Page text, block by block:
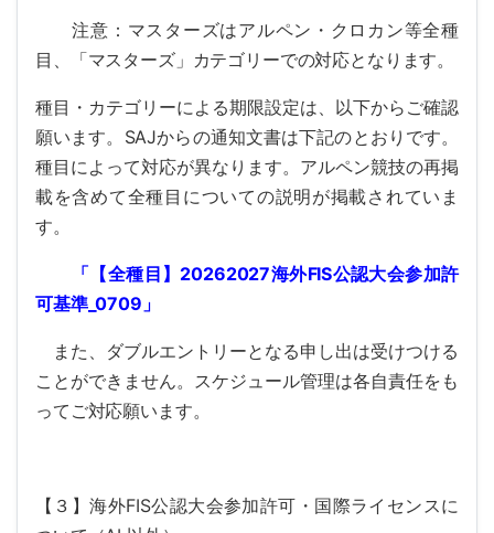
注意：マスターズはアルペン・クロカン等全種
目、「マスターズ」カテゴリーでの対応となります。
種目・カテゴリーによる期限設定は、以下からご確認
願います。SAJからの通知文書は下記のとおりです。
種目によって対応が異なります。アルペン競技の再掲
載を含めて全種目についての説明が掲載されていま
す。
「【全種目】 20262027海外FIS公認大会参加許
可基準_0709 」
また、ダブルエントリーとなる申し出は受けつける
ことができません。スケジュール管理は各自責任をも
ってご対応願います。
【３】海外FIS公認大会参加許可・国際ライセンスに